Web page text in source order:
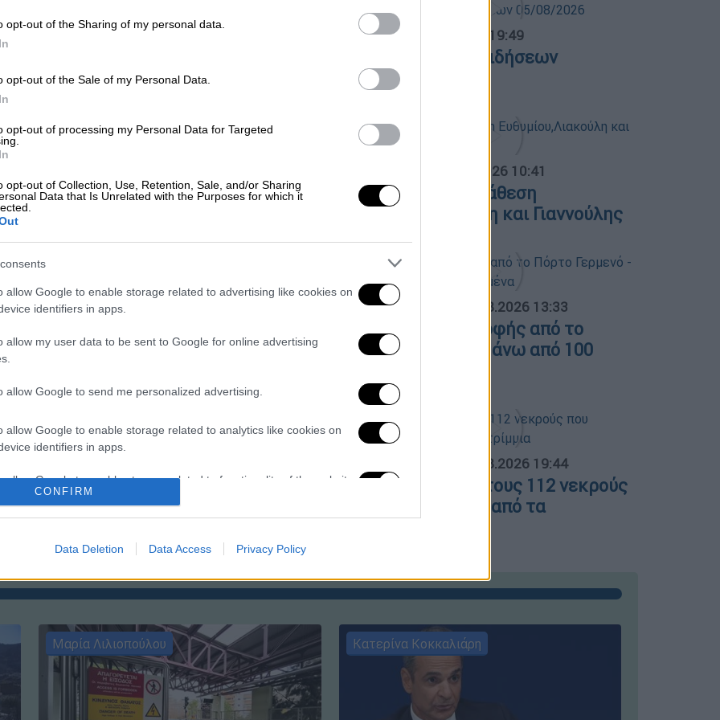
opt-out of the Sharing of my personal data.
opt-out of the Sale of my Personal Data.
opt-out of processing my Personal Data for Targeted
opt-out of Collection, Use, Retention, Sale, and/or Sharing
Data that Is Unrelated with the Purposes for which it
allow Google to enable storage related to advertising like cookies on
identifiers in apps.
allow my user data to be sent to Google for online advertising
allow Google to send me personalized advertising.
allow Google to enable storage related to analytics like cookies on
identifiers in apps.
allow Google to enable storage related to functionality of the website
functionality and fraud prevention, and other user protection.
CONFIRM
Data Deletion Data Access Privacy Policy
Μαύρος Πάνθηρας: Ο
για να φτιάξει την «πραγματική
O Άκον έχει ήδη εξασφαλίσει το ένα
τρίτο των 6 δισεκατομμυρίων
Marvel ηθοποιός
Κεντρικό... 05.08.2026 19:49
Κεντρικό δελτίο ειδήσεων
05/08/2026
05.08.2026 10:41
Πολιτική αντιπαράθεση
Ευθυμίου,Λιακούλη και Γιαννούλης
ΑΠΟΣΠΑΣΜΑΤΑ... 04.08.2026 13:33
Εικόνες καταστροφής από το
Πόρτο Γερμενό - Πάνω από 100
05.08.2026 19:44
Γάζα: Θρήνος για τους 112 νεκρούς
που ανασύρθηκαν από τα
Μαρία Λιλιοπούλου Κατερίνα Κοκκαλιάρη